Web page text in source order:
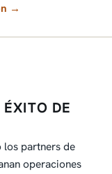
→
DE
los partners de
operaciones